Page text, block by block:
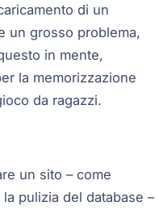
di un
un grosso problema,
in mente,
la memorizzazione
da ragazzi.
un sito – come
pulizia del database –